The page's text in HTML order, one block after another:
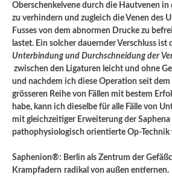
Oberschenkelvene durch die Hautvenen in
zu verhindern und zugleich die Venen des
Fusses von dem abnormen Drucke zu
lastet. Ein solcher dauernder Verschluss ist
Unterbindung und Durchschneidung der
zwischen den Ligaturen leicht und ohne
und nachdem ich diese Operation seit
grösseren Reihe von Fällen mit bestem
habe, kann ich dieselbe für alle Fälle von
mit gleichzeitiger Erweiterung der Saphena
pathophysiologisch orientierte Op-Technik
Saphenion®: Berlin als Zentrum der
Krampfadern radikal von außen entfernen.